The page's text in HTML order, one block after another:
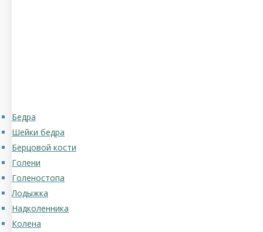
Бедра
Шейки бедра
Берцовой кости
Голени
Голеностопа
Лодыжка
Надколенника
Колена